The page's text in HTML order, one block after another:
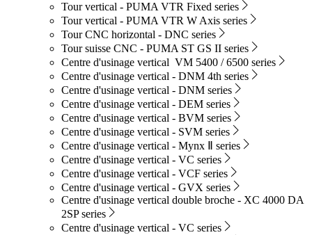
Tour vertical - PUMA VTR Fixed series
Tour vertical - PUMA VTR W Axis series
Tour CNC horizontal - DNC series
Tour suisse CNC - PUMA ST GS II series
Centre d'usinage vertical VM 5400 / 6500 series
Centre d'usinage vertical - DNM 4th series
Centre d'usinage vertical - DNM series
Centre d'usinage vertical - DEM series
Centre d'usinage vertical - BVM series
Centre d'usinage vertical - SVM series
Centre d'usinage vertical - Mynx Ⅱ series
Centre d'usinage vertical - VC series
Centre d'usinage vertical - VCF series
Centre d'usinage vertical - GVX series
Centre d'usinage vertical double broche - XC 4000 DA
2SP series
Centre d'usinage vertical - VC series